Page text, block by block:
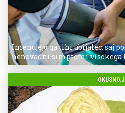
Imenujejo ga tihi ubijalec, saj
nenavadni simptomi visokega